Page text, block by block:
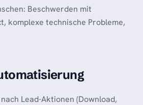
Beschwerden mit
komplexe technische Probleme,
Lead-Aktionen (Download,